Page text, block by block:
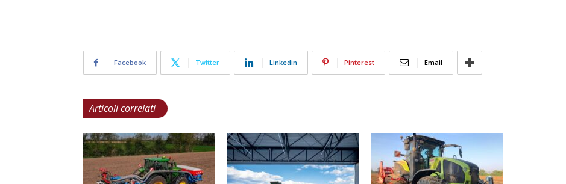
Facebook Twitter Linkedin Pinterest Email
Articoli correlati